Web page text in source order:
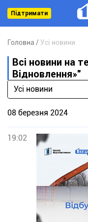
Підтримати
Головна Усі новини
Всі новини на
Відновлення»"
Усі новини
08 березня 2024
19:02